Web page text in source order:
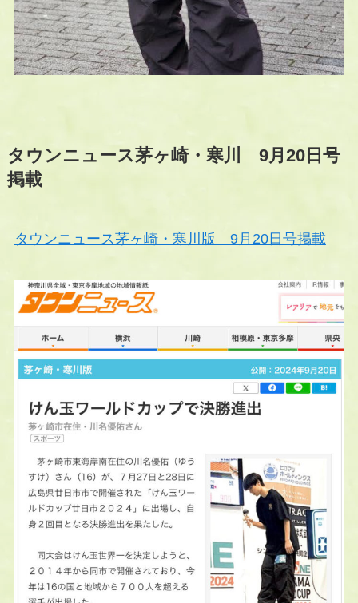
タウンニュース茅ヶ崎・寒川 9月20日号
掲載
タウンニュース茅ヶ崎・寒川版 9月20日号掲載